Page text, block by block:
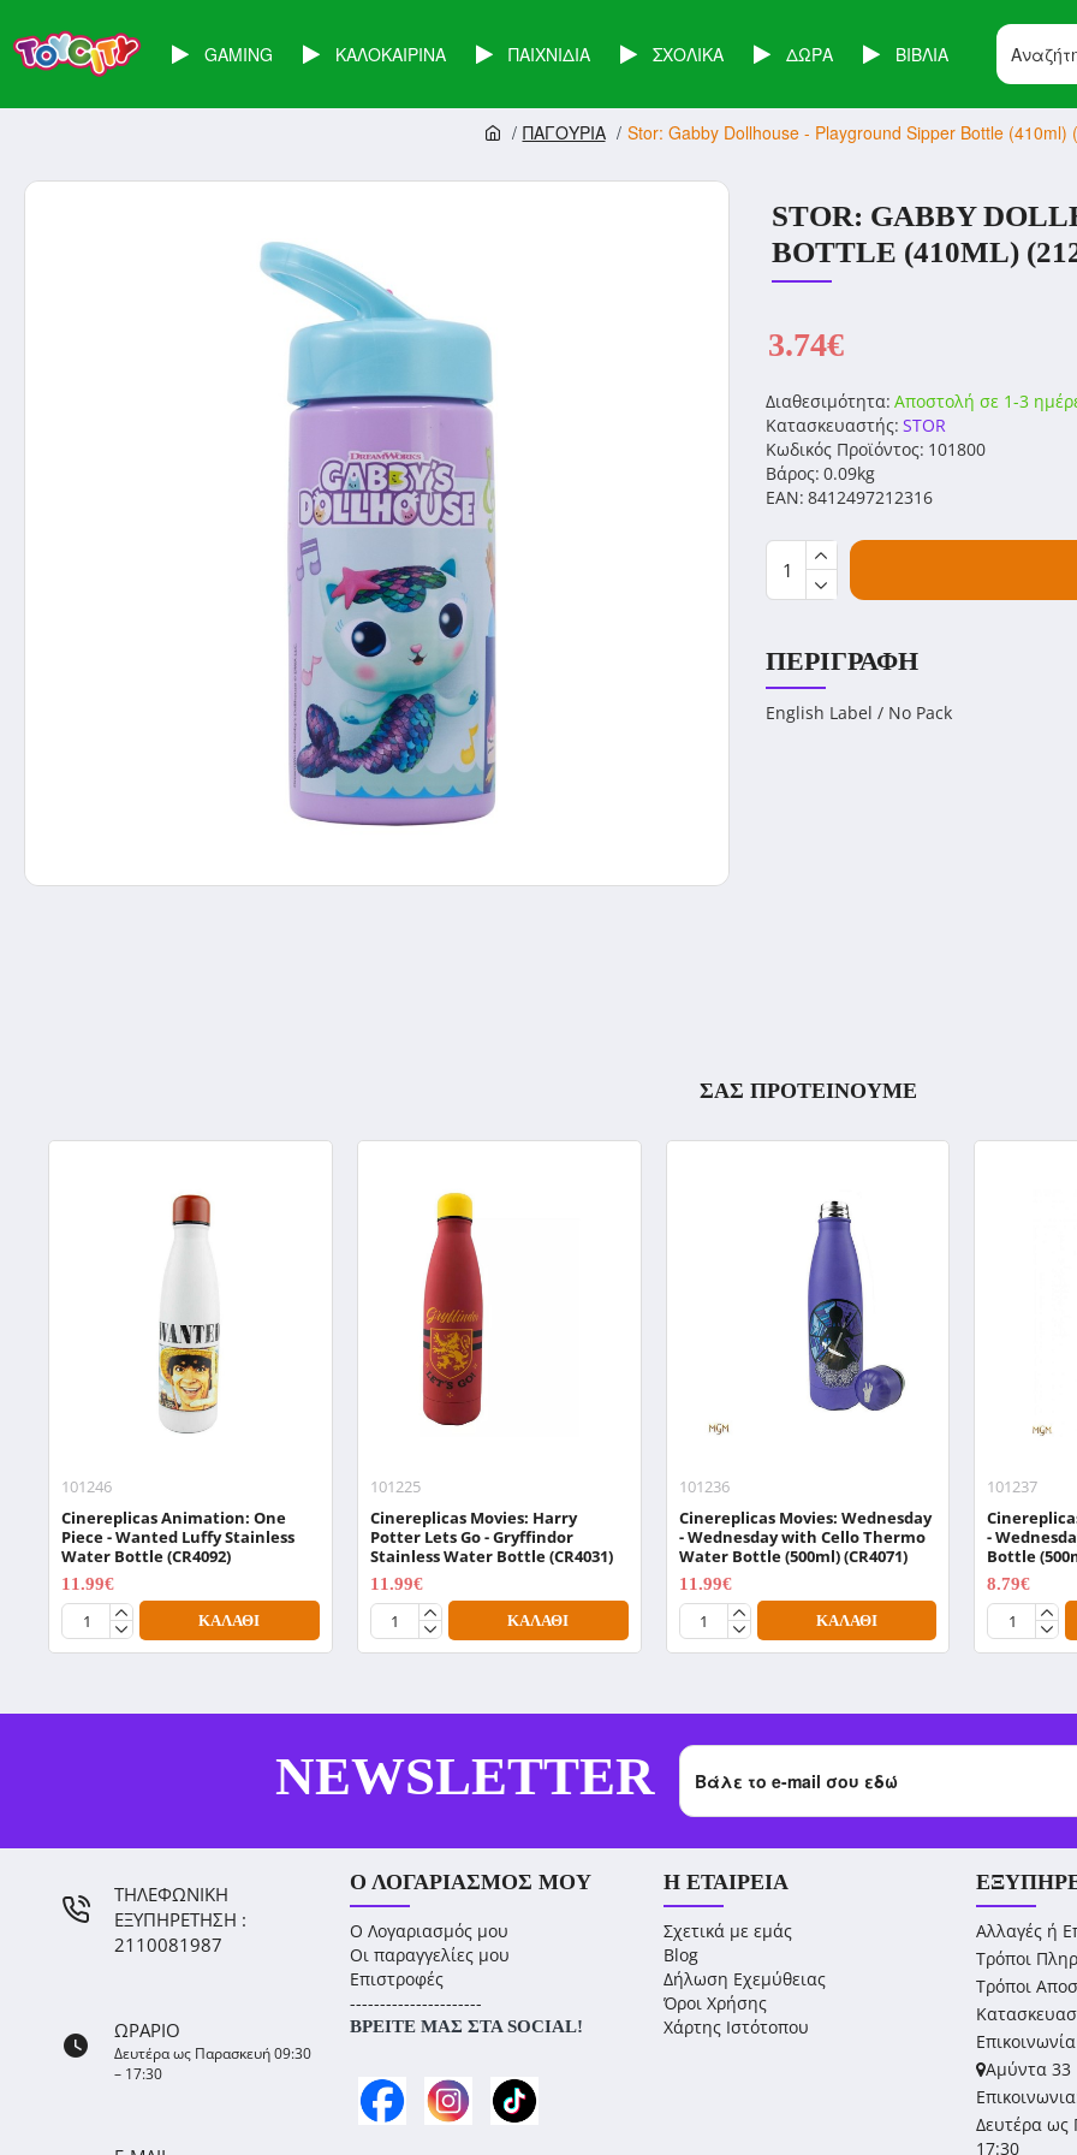
GAMING ΚΑΛΟΚΑΙΡΙΝΑ ΠΑΙΧΝΙΔΙΑ ΣΧΟΛΙΚΑ ΔΩΡΑ ΒΙΒΛΙΑ
ΠΑΓΟΥΡΙΑ Stor: Gabby Dollhouse - Playground Sipper Bottle (410ml)
STOR: GABBY
BOTTLE (410ML)
Διαθεσιμότητα: Αποστολή σε 1-3
Κατασκευαστής: STOR
Κωδικός Προϊόντος: 101800
Βάρος: 0.09kg
EAN: 8412497212316
3.74€
ΠΕΡΙΓΡΑΦΉ
English Label / No Pack
ΣΑΣ ΠΡΟΤΕΙΝΟΥΜΕ
101246
Cinereplicas Animation: One
Piece - Wanted Luffy Stainless
Water Bottle (CR4092)
11.99€
ΚΑΛΆΘΙ
101225
Cinereplicas Movies: Harry
Potter Lets Go - Gryffindor
Stainless Water Bottle (CR4031)
11.99€
ΚΑΛΆΘΙ
101236
Cinereplicas Movies: Wednesday
- Wednesday with Cello Thermo
Water Bottle (500ml) (CR4071)
11.99€
ΚΑΛΆΘΙ
101237
-
Bottle
8.79€
NEWSLETTER
ΤΗΛΕΦΩΝΙΚΗ
ΕΞΥΠΗΡΕΤΗΣΗ :
2110081987
ΩΡΑΡΙΟ
Δευτέρα ως Παρασκευή 09:30
– 17:30
Ο ΛΟΓΑΡΙΑΣΜΌΣ ΜΟΥ
Ο Λογαριασμός μου
Οι παραγγελίες μου
Επιστροφές
----------------------
ΒΡΕΊΤΕ ΜΑΣ ΣΤΑ SOCIAL!
Η ΕΤΑΙΡΕΊΑ
Σχετικά με εμάς
Blog
Δήλωση Εχεμύθειας
Όροι Χρήσης
Χάρτης Ιστότοπου
Αλλαγές ή
Τρόποι
Τρόποι
Επικοινωνία
Αμύντα 33
Δευτέρα ως
17:30